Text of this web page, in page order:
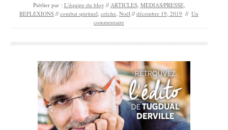
Publier par : L'équipe du blog // ARTICLES, MEDIAS/PRESSE,
REFLEXIONS // combat spirituel crèche Noël // décembre 19, 2019 // Un
commentaire